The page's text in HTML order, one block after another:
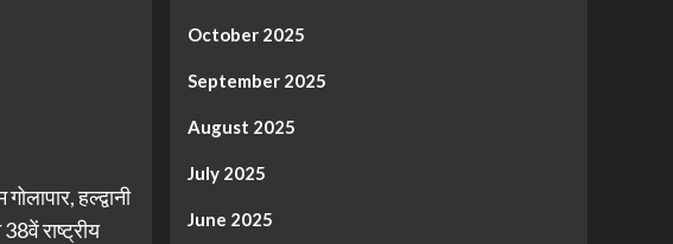
हल्द्वानी
राष्ट्रीय
October 2025
September 2025
August 2025
July 2025
June 2025